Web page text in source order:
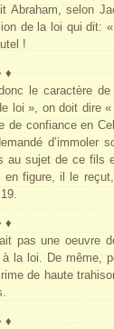
Abraham, selon
de la loi qui dit:
!
♦
le caractère de
loi », on doit dire
de confiance en
d’immoler
au sujet de ce fils
en figure, il le
♦
pas une oeuvre
à la loi. De même,
de haute
♦